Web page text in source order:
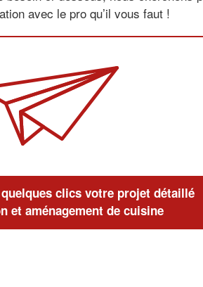
avec le pro qu’il vous faut !
clics votre projet détaillé
et aménagement de cuisine